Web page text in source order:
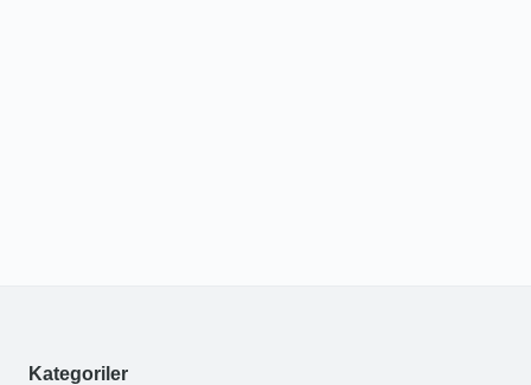
Kategoriler